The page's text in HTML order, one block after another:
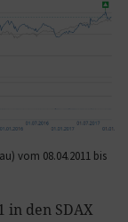
vom 08.04.2011 bis
in den SDAX